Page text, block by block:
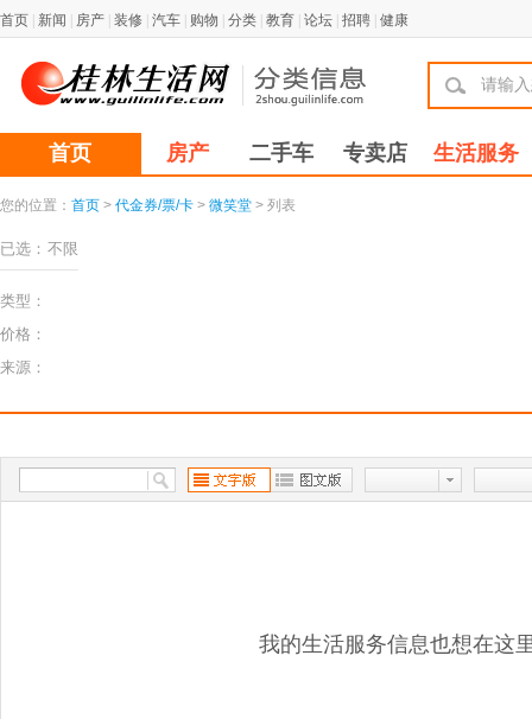
首页 新闻 房产 装修 汽车 购物 分类 教育 论坛 招聘 健康
首页 房产 二手车 专卖店 生活服务
您的位置： 首页 > 代金券/票/卡 > 微笑堂 > 列表
已选： 不限
类型：
价格：
来源：
我的生活服务信息也想在这